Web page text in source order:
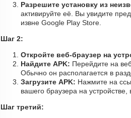
Разрешите установку из
активируйте её. Вы увидите
извне Google Play Store.
Шаг 2:
Откройте веб-браузер на
Найдите APK: Перейдите на
Обычно он располагается в
Загрузите APK: Нажмите на
вашего браузера на устройстве,
Шаг третий: